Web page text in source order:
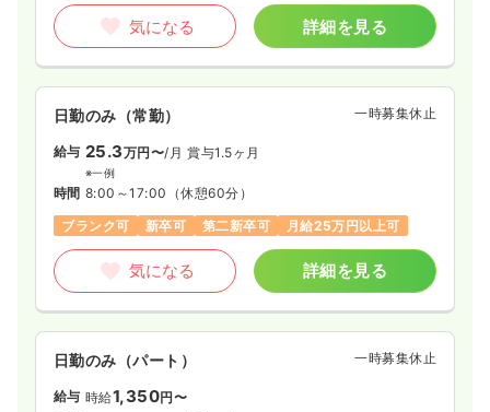
気になる 詳細を見る
日勤のみ（常勤） 一時募集休止
給与 25.3万円〜/月 賞与1.5ヶ月
※一例
時間 8:00～17:00 （休憩60分）
ブランク可
新卒可 第二新卒可 月給25万円以上可
気になる 詳細を見る
日勤のみ（パート） 一時募集休止
給与 時給1,350円〜